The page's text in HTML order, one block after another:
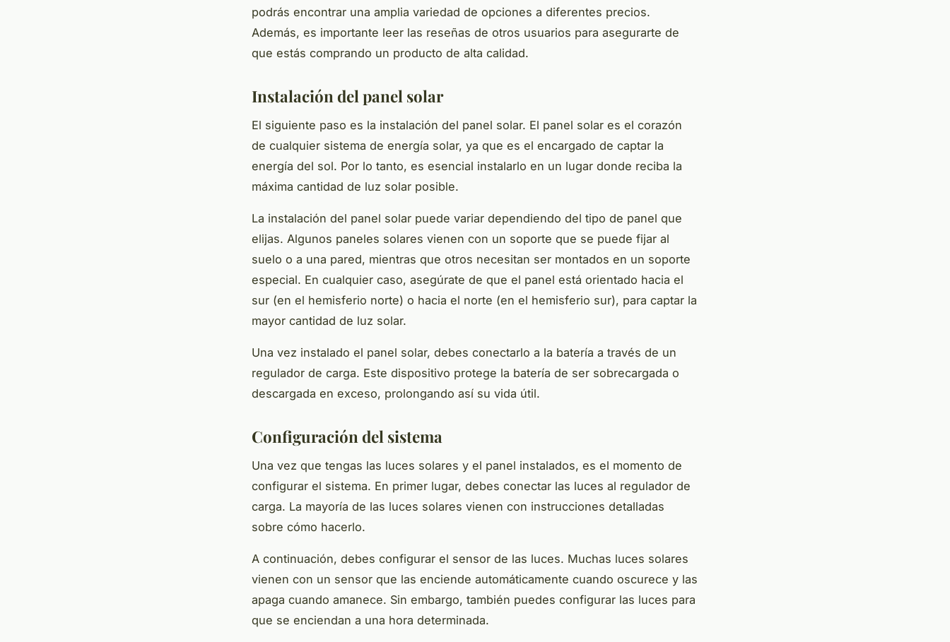
podrás encontrar una amplia variedad de opciones a diferentes precios.
Además, es importante leer las reseñas de otros usuarios para asegurarte de
que estás comprando un producto de alta calidad.
Instalación del panel solar
El siguiente paso es la instalación del panel solar. El panel solar es el corazón
de cualquier sistema de energía solar, ya que es el encargado de captar la
energía del sol. Por lo tanto, es esencial instalarlo en un lugar donde reciba la
máxima cantidad de luz solar posible.
La instalación del panel solar puede variar dependiendo del tipo de panel que
elijas. Algunos paneles solares vienen con un soporte que se puede fijar al
suelo o a una pared, mientras que otros necesitan ser montados en un soporte
especial. En cualquier caso, asegúrate de que el panel está orientado hacia el
sur (en el hemisferio norte) o hacia el norte (en el hemisferio sur), para captar la
mayor cantidad de luz solar.
Una vez instalado el panel solar, debes conectarlo a la batería a través de un
regulador de carga. Este dispositivo protege la batería de ser sobrecargada o
descargada en exceso, prolongando así su vida útil.
Configuración del sistema
Una vez que tengas las luces solares y el panel instalados, es el momento de
configurar el sistema. En primer lugar, debes conectar las luces al regulador de
carga. La mayoría de las luces solares vienen con instrucciones detalladas
sobre cómo hacerlo.
A continuación, debes configurar el sensor de las luces. Muchas luces solares
vienen con un sensor que las enciende automáticamente cuando oscurece y las
apaga cuando amanece. Sin embargo, también puedes configurar las luces para
que se enciendan a una hora determinada.